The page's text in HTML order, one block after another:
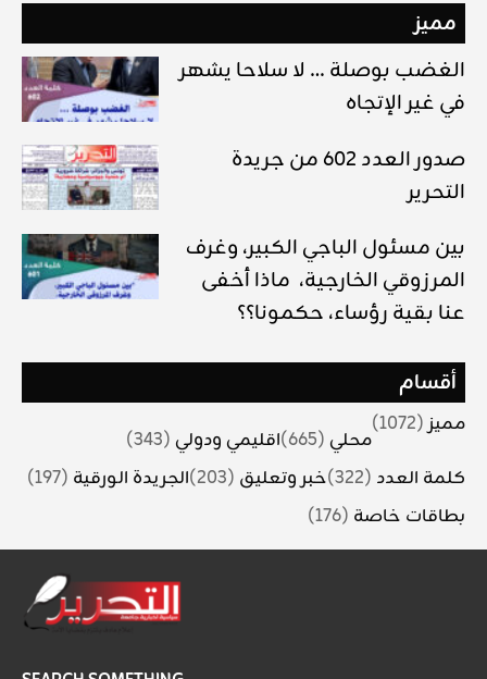
مميز
الغضب بوصلة … لا سلاحا يشهر
في غير الإتجاه
صدور العدد 602 من جريدة
التحرير
بين مسئول الباجي الكبير، وغرف
المرزوقي الخارجية، ماذا أخفى
عنا بقية رؤساء، حكمونا؟؟
أقسام
مميز(1072)
محلي (665) اقليمي ودولي (343)
كلمة العدد (322) خبر وتعليق (203) الجريدة الورقية (197)
بطاقات خاصة (176)